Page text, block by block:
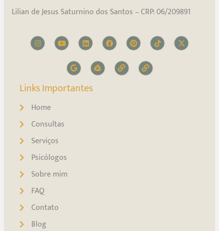
Lilian de Jesus Saturnino dos Santos – CRP: 06/209891
Links Importantes
Home
Consultas
Serviços
Psicólogos
Sobre mim
FAQ
Contato
Blog